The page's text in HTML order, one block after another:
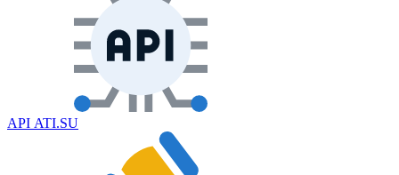
API ATI.SU